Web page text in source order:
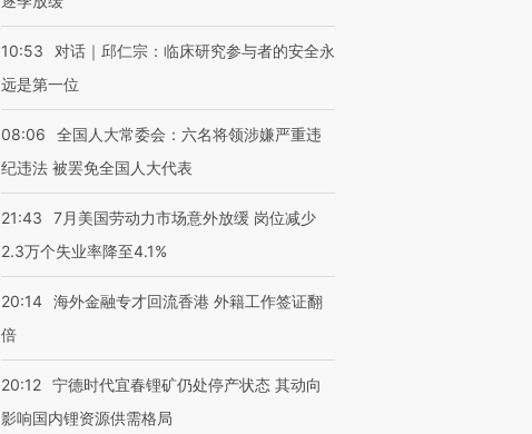
10:53
对话｜邱仁宗：临床研究参与者的安全永
远是第一位
08:06
全国人大常委会：六名将领涉嫌严重违
纪违法 被罢免全国人大代表
21:43
7月美国劳动力市场意外放缓 岗位减少
2.3万个失业率降至4.1%
20:14 海外金融专才回流香港 外籍工作签证翻
倍
20:12 宁德时代宜春锂矿仍处停产状态 其动向
影响国内锂资源供需格局